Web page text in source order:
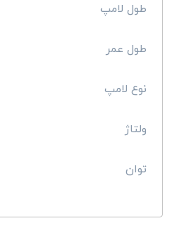
طول لامپ
طول عمر
نوع لامپ
ولتاژ
توان